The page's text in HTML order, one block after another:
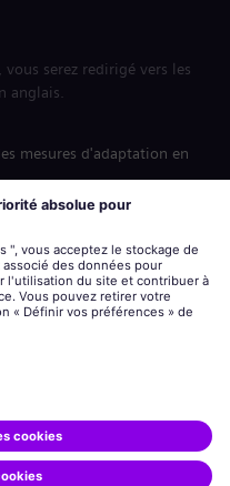
serez redirigé vers les
anglais.
mesures d'adaptation en
sur les conditions
confidentialité
de Siemens AG.